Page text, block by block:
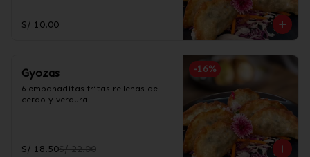
S/ 10.00
-16%
Gyozas
6 empanaditas fritas rellenas de
cerdo y verdura
S/ 18.50S/ 22.00